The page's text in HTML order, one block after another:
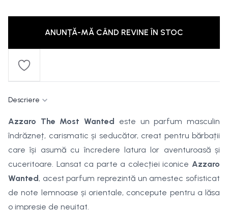
ANUNȚĂ-MĂ CÂND REVINE ÎN STOC
Descriere
Azzaro The Most Wanted este un parfum masculin
îndrăzneț, carismatic și seducător, creat pentru bărbații
care își asumă cu încredere latura lor aventuroasă și
cuceritoare. Lansat ca parte a colecției iconice Azzaro
Wanted, acest parfum reprezintă un amestec sofisticat
de note lemnoase și orientale, concepute pentru a lăsa
o impresie de neuitat.